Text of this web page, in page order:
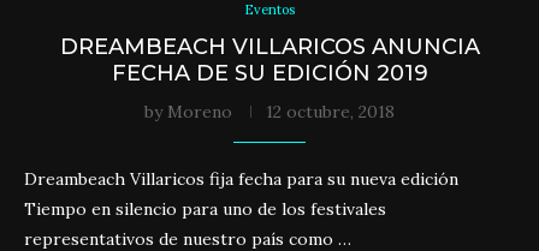
Eventos
DREAMBEACH VILLARICOS ANUNCIA
FECHA DE SU EDICIÓN 2019
by Moreno 12 octubre, 2018
Dreambeach Villaricos fija fecha para su nueva edición
Tiempo en silencio para uno de los festivales
representativos de nuestro país como …